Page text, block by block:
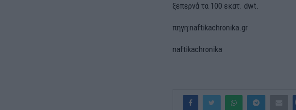
ξεπερνά τα 100 εκατ. dwt.
πηγη:naftikachronika.gr
naftikachronika